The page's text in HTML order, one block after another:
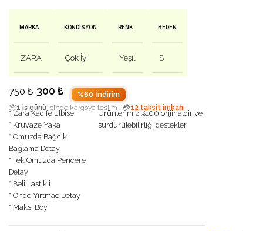
MARKA
ZARA
KONDISYON
Çok İyi
RENK
Yeşil
BEDEN
S
750₺ 300 ₺ %60 İndirim
📦1 iş günü içinde kargoya teslim 💳12 taksit imkanı
* Zara Kadife Elbise
* Kruvaze Yaka
* Omuzda Bağcık
Bağlama Detay
* Tek Omuzda Pencere
Detay
* Beli Lastikli
* Önde Yırtmaç Detay
* Maksi Boy
Ürünlerimiz %100 orijinaldir ve
sürdürülebilirliği destekler